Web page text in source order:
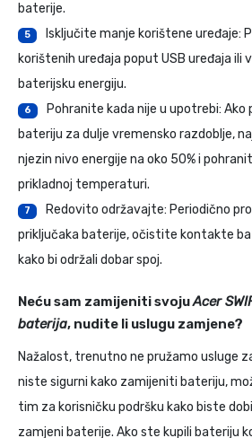
baterije.
5
Isključite manje korištene uređaje:
korištenih uređaja poput USB uređaja ili
baterijsku energiju.
6
Pohranite kada nije u upotrebi:
bateriju za dulje vremensko razdoblje,
njezin nivo energije na oko 50% i
prikladnoj temperaturi.
7
Redovito održavajte: Periodično
priključaka baterije, očistite kontakte
kako bi održali dobar spoj.
Neću sam zamijeniti svojuAcer
baterija, nudite li uslugu zamjene?
Nažalost, trenutno ne pružamo usluge
niste sigurni kako zamijeniti bateriju,
tim za korisničku podršku kako biste
zamjeni baterije. Ako ste kupili bateriju